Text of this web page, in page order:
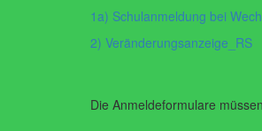
1a) Schulanmeldung bei
2) Veränderungsanzeige_RS
Die Anmeldeformulare müssen